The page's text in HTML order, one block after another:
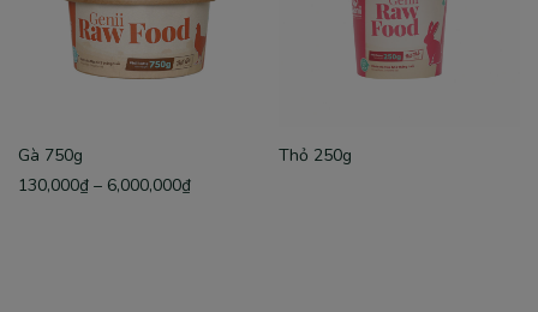
Gà 750g
130,000₫ – 6,000,000₫
Thỏ 250g